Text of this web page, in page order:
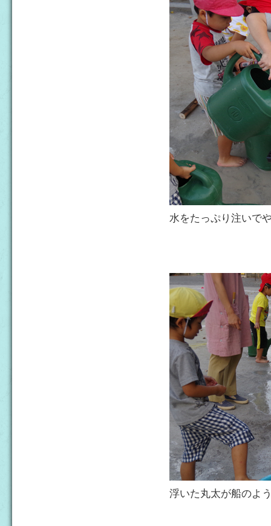
水をたっぷり注いで
浮いた丸太が船のよ